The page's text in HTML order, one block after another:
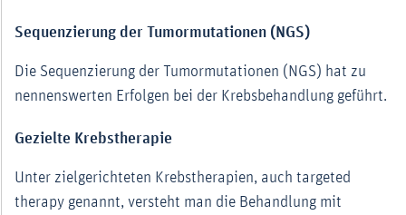
Sequenzierung der Tumormutationen (NGS)
Die Sequenzierung der Tumormutationen (NGS) hat zu
nennenswerten Erfolgen bei der Krebsbehandlung geführt.
Gezielte Krebstherapie
Unter zielgerichteten Krebstherapien, auch targeted
therapy genannt, versteht man die Behandlung mit